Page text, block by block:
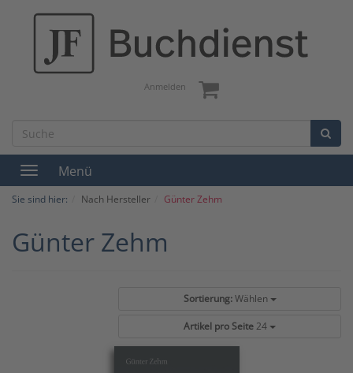
Anmelden
Toggle
navigation
Menü
Sie sind hier: Nach Hersteller Günter Zehm
Günter Zehm
Sortierung: Wählen
Artikel pro Seite24